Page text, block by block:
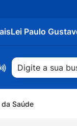
Lei Paulo
de